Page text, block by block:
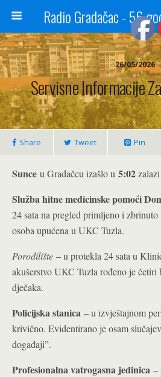
26/05/2026
Servisne Informacije
Share Tweet Pin
Sunce u Gradačcu izašlo u 5:02
Služba hitne medicinske pomoći
24 sata na pregled primljeno i zbrinuto
osoba upućena u UKC Tuzla.
Porodilište – u protekla 24 sata u
akušerstvo UKC Tuzla rođeno je četiri
dječaka.
Policijska stanica – u izvještajnom
krivično. Evidentirano je osam
događaji”.
Profesionalna vatrogasna jedinica –